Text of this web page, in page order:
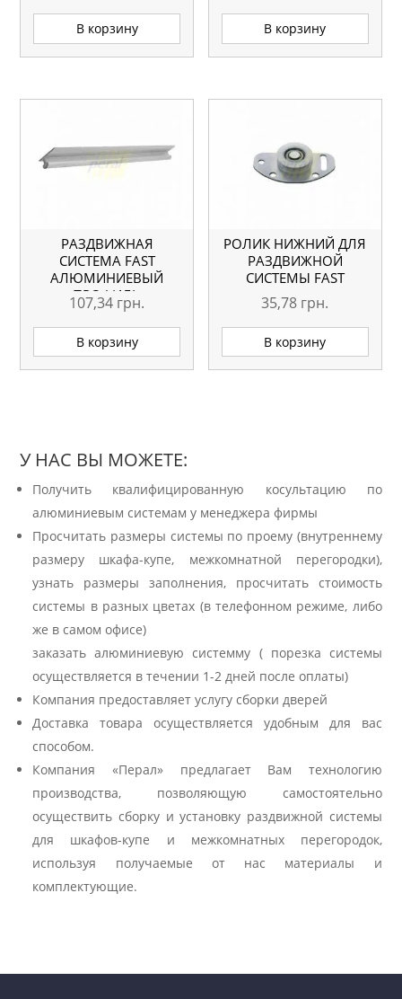
В корзину В корзину
РАЗДВИЖНАЯ
СИСТЕМА FAST
АЛЮМИНИЕВЫЙ
ПРОФИЛЬ
107,34 грн.
В корзину
РОЛИК НИЖНИЙ ДЛЯ
РАЗДВИЖНОЙ
СИСТЕМЫ FAST
35,78 грн.
В корзину
У НАС ВЫ МОЖЕТЕ:
Получить квалифицированную косультацию по
алюминиевым системам у менеджера фирмы
Просчитать размеры системы по проему (внутреннему
размеру шкафа-купе, межкомнатной перегородки),
узнать размеры заполнения, просчитать стоимость
системы в разных цветах (в телефонном режиме, либо
же в самом офисе)
заказать алюминиевую системму ( порезка системы
осуществляется в течении 1-2 дней после оплаты)
Компания предоставляет услугу сборки дверей
Доставка товара осуществляется удобным для вас
способом.
Компания «Перал» предлагает Вам технологию
производства, позволяющую самостоятельно
осуществить сборку и установку раздвижной системы
для шкафов-купе и межкомнатных перегородок,
используя получаемые от нас материалы и
комплектующие.